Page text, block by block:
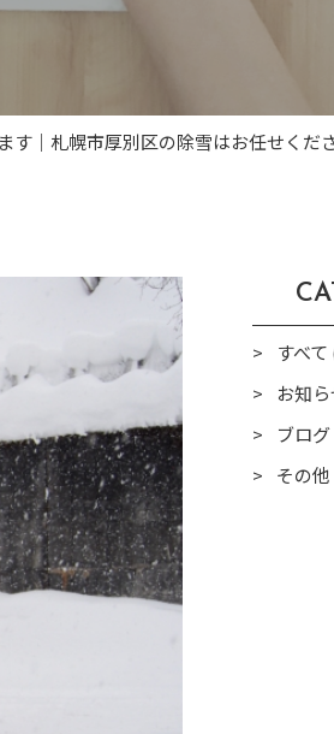
す｜札幌市厚別区の除雪はお任せくだ
すべて
お知
ブロ
その